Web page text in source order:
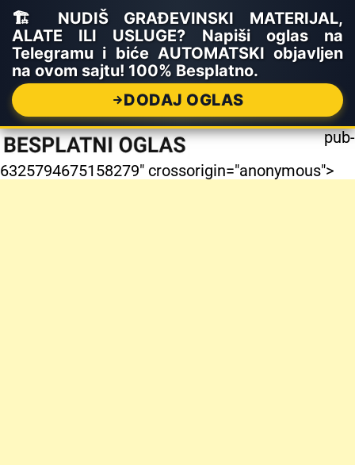
🏗️ NUDIŠ GRAĐEVINSKI MATERIJAL,
ALATE ILI USLUGE? Napiši oglas na
Telegramu i biće AUTOMATSKI objavljen
na ovom sajtu! 100% Besplatno.
DODAJ OGLAS
pub-
6325794675158279" crossorigin="anonymous">